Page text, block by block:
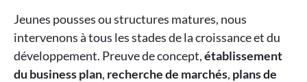
Jeunes pousses ou structures matures, nous
intervenons à tous les stades de la croissance et du
développement. Preuve de concept,établissement
du business plan, recherche de marchés, plans de